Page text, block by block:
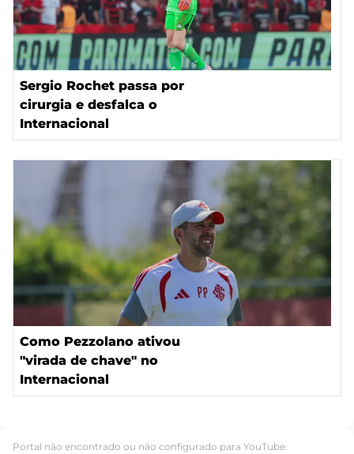
Sergio Rochet passa por
cirurgia e desfalca o
Internacional
Como Pezzolano ativou
"virada de chave" no
Internacional
Portal não encontrado ou não configurado para YouTube.